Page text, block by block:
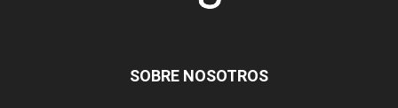
SOBRE NOSOTROS